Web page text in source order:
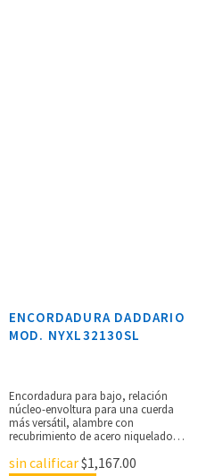
ENCORDADURA DADDARIO
MOD. NYXL32130SL
Encordadura para bajo, relación
núcleo-envoltura para una cuerda
más versátil, alambre con
recubrimiento de acero niquelado
familiar, armónicos acentuados,
sin calificar$1,167.00